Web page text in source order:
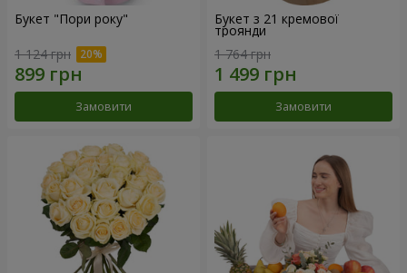
Букет "Пори року"
1 124 грн
Замовити
Букет з 21 кремової
троянди
1 764 грн
Замовити